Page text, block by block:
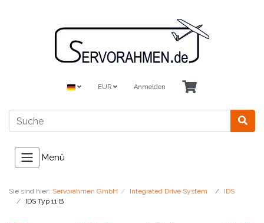
EUR Anmelden
Menü
Sie sind hier: Servorahmen GmbH Integrated Drive System
IDS
IDS Typ 11 B